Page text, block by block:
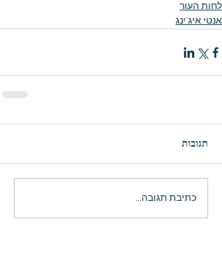
לחות העור
אנטי איג'ינג
תגובות
כתיבת תגובה...